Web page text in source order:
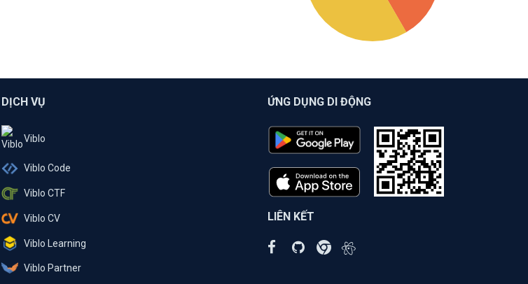
DỊCH VỤ
Viblo
Viblo Code
Viblo CTF
Viblo CV
Viblo Learning
Viblo Partner
ỨNG DỤNG DI ĐỘNG
LIÊN KẾT